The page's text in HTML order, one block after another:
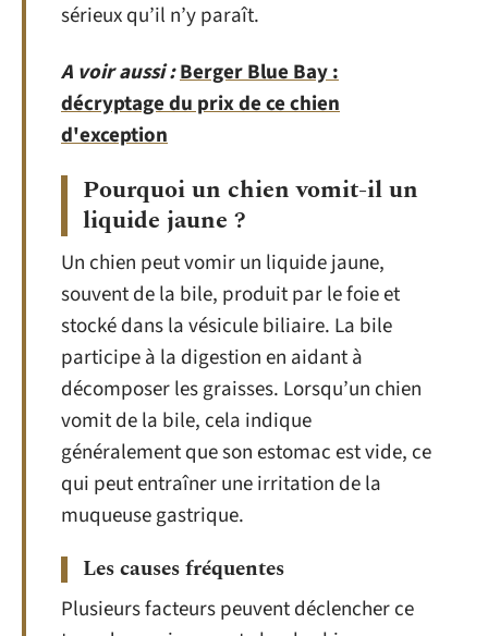
sérieux qu’il n’y paraît.
A voir aussi :Berger Blue Bay :
décryptage du prix de ce chien
d'exception
Pourquoi un chien vomit-il un
liquide jaune ?
Un chien peut vomir un liquide jaune,
souvent de la bile, produit par le foie et
stocké dans la vésicule biliaire. La bile
participe à la digestion en aidant à
décomposer les graisses. Lorsqu’un chien
vomit de la bile, cela indique
généralement que son estomac est vide, ce
qui peut entraîner une irritation de la
muqueuse gastrique.
Les causes fréquentes
Plusieurs facteurs peuvent déclencher ce